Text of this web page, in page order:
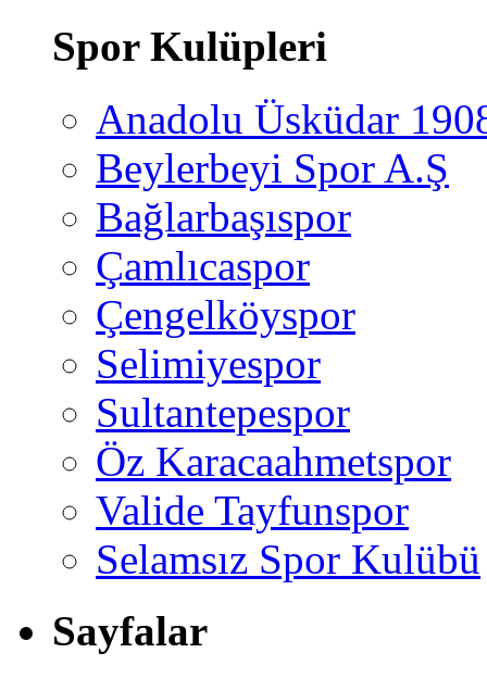
Spor Kulüpleri
Anadolu Üsküdar
Beylerbeyi Spor A.Ş
Bağlarbaşıspor
Çamlıcaspor
Çengelköyspor
Selimiyespor
Sultantepespor
Öz Karacaahmetspor
Valide Tayfunspor
Selamsız Spor Kulübü
Sayfalar